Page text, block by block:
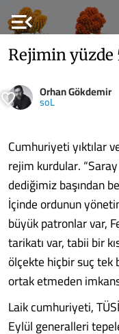
menu_open
Rejimin yüzde
Orhan Gökdemir
soL
Cumhuriyeti yıktılar
rejim kurdular.
dediğimiz başından
İçinde ordunun
büyük patronlar var,
tarikatı var, tabii bir
ölçekte hiçbir suç tek
ortak etmeden
Laik cumhuriyeti,
Eylül generalleri